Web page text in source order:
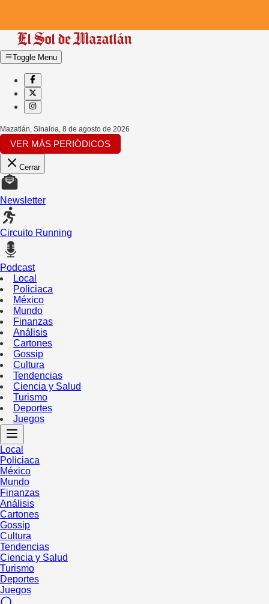
Toggle Menu
Mazatlán, Sinaloa, 8 de agosto de 2026
VER MÁS PERIÓDICOS
Cerrar
Newsletter
Circuito Running
Podcast
Local
Policiaca
México
Mundo
Finanzas
Análisis
Cartones
Gossip
Cultura
Tendencias
Ciencia y Salud
Turismo
Deportes
Juegos
Local
Policiaca
México
Mundo
Finanzas
Análisis
Cartones
Gossip
Cultura
Tendencias
Ciencia y Salud
Turismo
Deportes
Juegos